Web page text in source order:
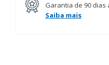
Garantia de 90
Saiba mais